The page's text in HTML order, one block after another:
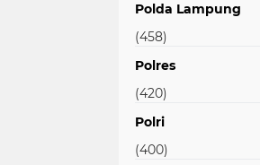
Polda Lampung
(458)
Polres
(420)
Polri
(400)